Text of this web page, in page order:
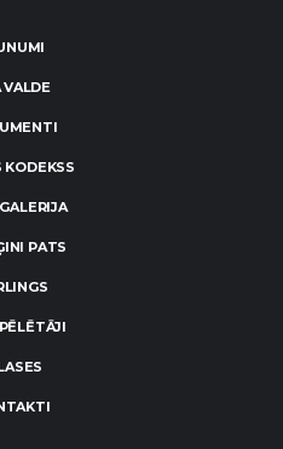
VALDE
KODEKSS
PATS